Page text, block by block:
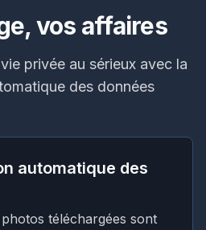
vos affaires
privée au sérieux avec la
des données
automatique des
téléchargées sont